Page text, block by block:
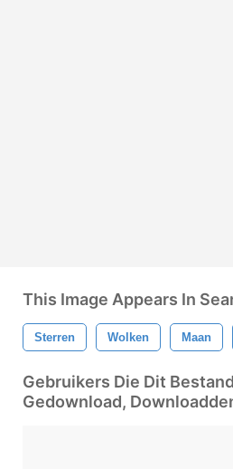
This Image Appears In
Sterren Wolken Maan
Gebruikers Die Dit
Gedownload,